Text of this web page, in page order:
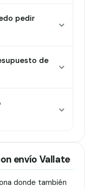
pedir
de
envío Vallate
donde también